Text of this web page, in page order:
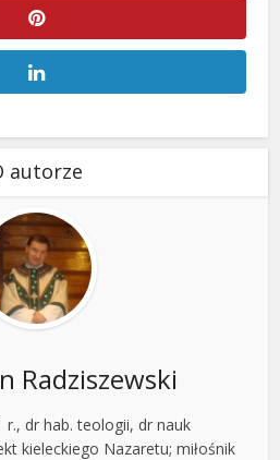
autorze
Radziszewski
r., dr hab. teologii, dr nauk
kieleckiego Nazaretu; miłośnik